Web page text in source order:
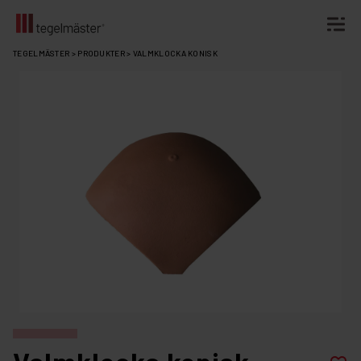
Fortsätt
TEGELMÄSTER > PRODUKTER> VALMKLOCKA KONISK